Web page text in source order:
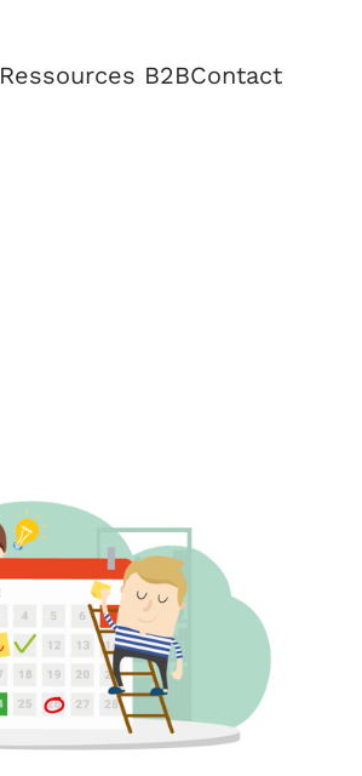
Ressources B2BContact